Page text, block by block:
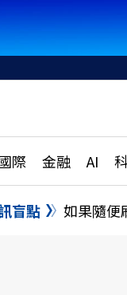
際 金融 AI
題
國際
盲點 如果隨便